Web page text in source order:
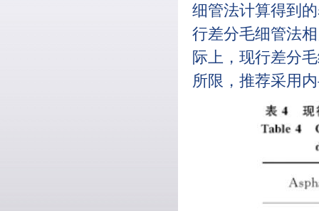
细管法计算得到
行差分毛细管法
际上，现行差分
所限，推荐采用